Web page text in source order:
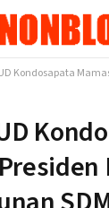
Mamasa, Presiden